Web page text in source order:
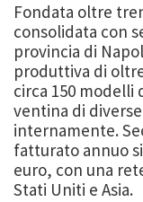
Fondata oltre
consolidata con
provincia di
produttiva di
circa 150 modelli
ventina di
internamente.
fatturato annuo
euro, con una
Stati Uniti e Asia.